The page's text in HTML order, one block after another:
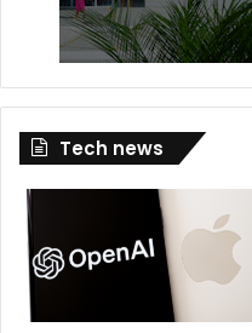
Tech news